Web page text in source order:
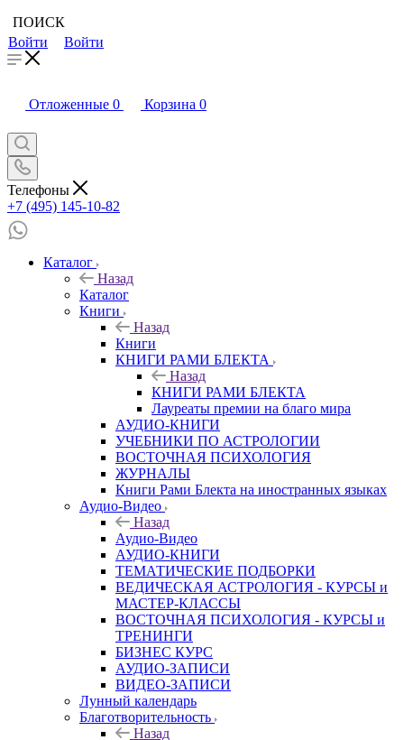
ПОИСК
Войти
Войти
Отложенные 0 Корзина 0
Телефоны
+7 (495) 145-10-82
Каталог
Назад
Каталог
Книги
Назад
Книги
КНИГИ РАМИ БЛЕКТА
Назад
КНИГИ РАМИ БЛЕКТА
Лауреаты премии на благо мира
АУДИО-КНИГИ
УЧЕБНИКИ ПО АСТРОЛОГИИ
ВОСТОЧНАЯ ПСИХОЛОГИЯ
ЖУРНАЛЫ
Книги Рами Блекта на иностранных языках
Аудио-Видео
Назад
Аудио-Видео
АУДИО-КНИГИ
ТЕМАТИЧЕСКИЕ ПОДБОРКИ
ВЕДИЧЕСКАЯ АСТРОЛОГИЯ - КУРСЫ и
МАСТЕР-КЛАССЫ
ВОСТОЧНАЯ ПСИХОЛОГИЯ - КУРСЫ и
ТРЕНИНГИ
БИЗНЕС КУРС
АУДИО-ЗАПИСИ
ВИДЕО-ЗАПИСИ
Лунный календарь
Благотворительность
Назад